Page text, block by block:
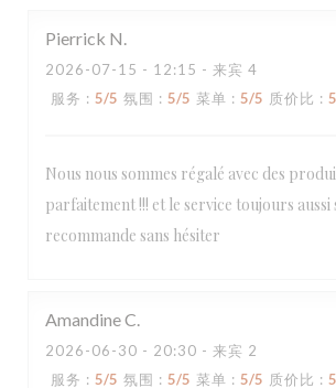
Pierrick N
2026-07-15 - 12:15 - 来宾 4
服务 : 5/5 氛围 : 5/5 菜单 : 5/5 质价比 : 5
Nous nous sommes régalé avec des
parfaitement !!! et le service toujours aussi
recommande sans hésiter
AmandineC
2026-06-30 - 20:30 - 来宾 2
服务 : 5/5 氛围 : 5/5 菜单 : 5/5 质价比 : 5